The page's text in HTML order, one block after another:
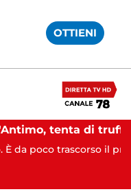
OTTIENI
poco trascorso il pranzo